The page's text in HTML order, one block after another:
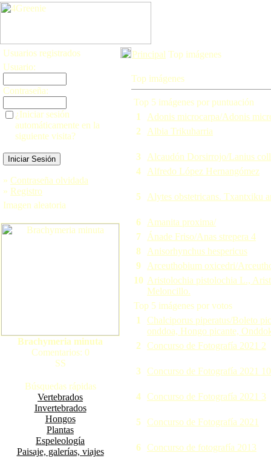
Usuarios registrados
Usuario:
Contraseña:
¿Iniciar sesión
automáticamente en la
siguiente visita?
» Contraseña olvidada
» Registro
Imagen aleatoria
Brachymeria minuta
Comentarios: 0
SS
Búsquedas rápidas
Vertebrados
Invertebrados
Hongos
Plantas
Espeleología
Paisaje, galerías, viajes
Principal Top imágenes
Top imágenes
Top 5 imágenes por puntuación
1
Adonis microcarpa/Adonis
2
Albia Trikuharria
3
Alcaudón Dorsirrojo/Lanius
4
Alfredo López Hernangómez
5 Alytes obstetricans. Txantxiku
6
Amanita proxima/
7
Ánade Friso/Anas strepera 4
8
Anisorhynchus hespericus
9
Arceuthobium oxicedri/
10 Aristolochia pistolochia L.,
Meloncillo.
Top 5 imágenes por votos
1
Chalciporus piperatus/Boleto
onddoa, Hongo picante,
2
Concurso de Fotografía 2021 2
3 Concurso de Fotografía 2021 10
4 Concurso de Fotografía 2021 3
5 Concurso de Fotografía 2021
6 Concurso de fotografía 2013